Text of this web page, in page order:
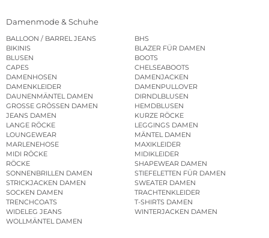
Damenmode & Schuhe
BALLOON / BARREL JEANS
BHS
BIKINIS
BLAZER FÜR DAMEN
BLUSEN
BOOTS
CAPES
CHELSEABOOTS
DAMENHOSEN
DAMENJACKEN
DAMENKLEIDER
DAMENPULLOVER
DAUNENMÄNTEL DAMEN
DIRNDLBLUSEN
GROSSE GRÖSSEN DAMEN
HEMDBLUSEN
JEANS DAMEN
KURZE RÖCKE
LANGE RÖCKE
LEGGINGS DAMEN
LOUNGEWEAR
MÄNTEL DAMEN
MARLENEHOSE
MAXIKLEIDER
MIDI RÖCKE
MIDIKLEIDER
RÖCKE
SHAPEWEAR DAMEN
SONNENBRILLEN DAMEN
STIEFELETTEN FÜR DAMEN
STRICKJACKEN DAMEN
SWEATER DAMEN
SOCKEN DAMEN
TRACHTENKLEIDER
TRENCHCOATS
T-SHIRTS DAMEN
WIDELEG JEANS
WINTERJACKEN DAMEN
WOLLMÄNTEL DAMEN